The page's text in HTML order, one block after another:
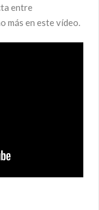
entre
más en este vídeo.